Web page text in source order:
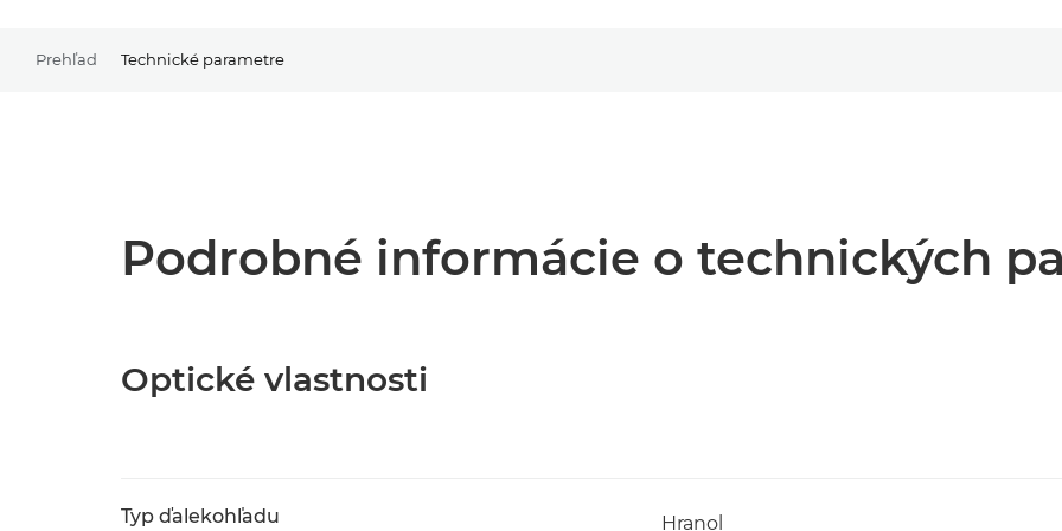
Prehľad Technické parametre
Podrobné informácie o technických
Optické vlastnosti
Typ ďalekohľadu Hranol